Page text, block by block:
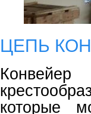
ЦЕПЬ
которые